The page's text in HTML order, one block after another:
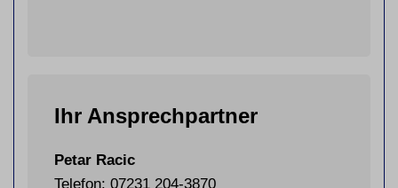
Ihr Ansprechpartner
Petar Racic
Telefon: 07231 204-3870